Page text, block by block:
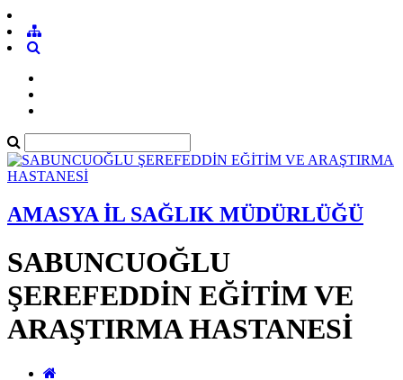
AMASYA İL SAĞLIK MÜDÜRLÜĞÜ
SABUNCUOĞLU
ŞEREFEDDİN EĞİTİM VE
ARAŞTIRMA HASTANESİ